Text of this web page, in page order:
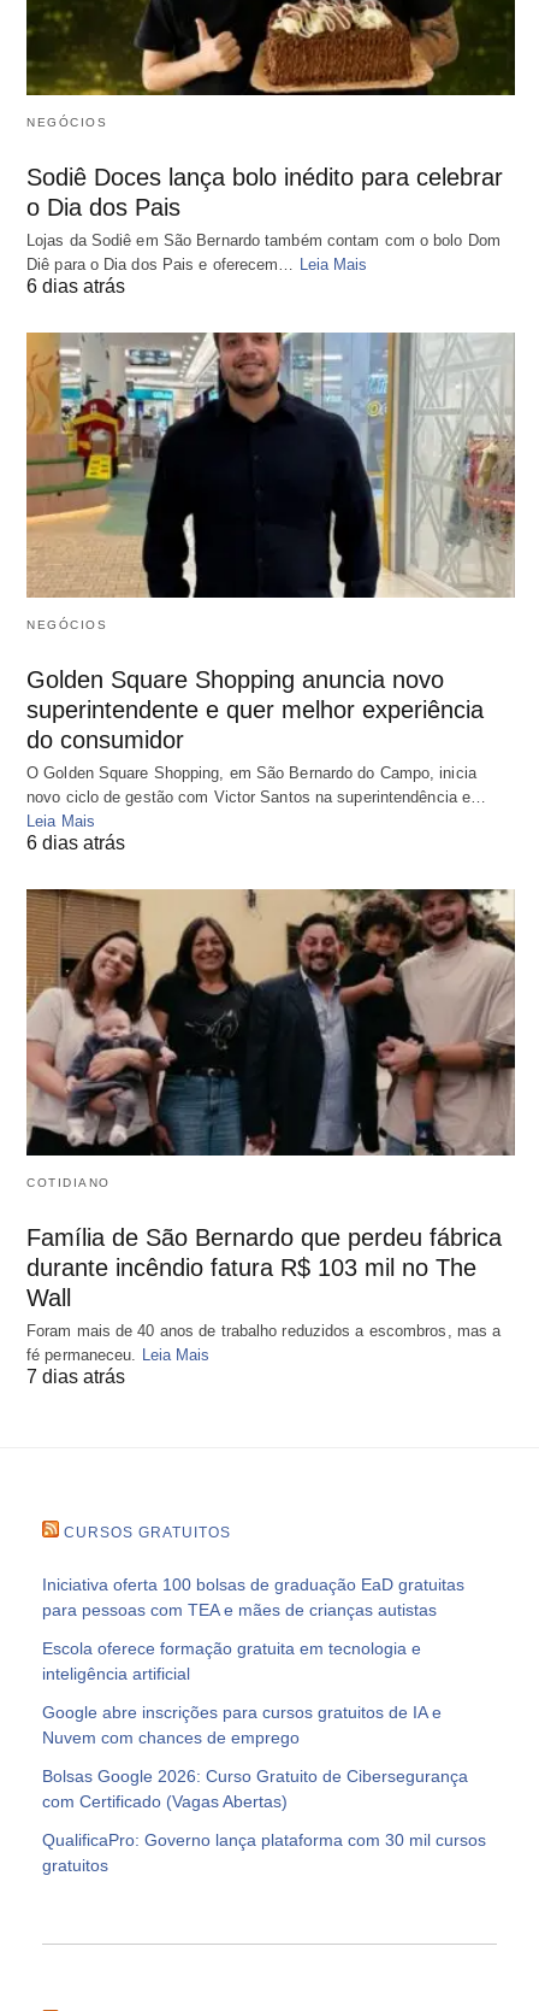
NEGÓCIOS
Sodiê Doces lança bolo inédito para celebrar
o Dia dos Pais
Lojas da Sodiê em São Bernardo também contam com o bolo Dom
Diê para o Dia dos Pais e oferecem… Leia Mais
6 dias atrás
NEGÓCIOS
Golden Square Shopping anuncia novo
superintendente e quer melhor experiência
do consumidor
O Golden Square Shopping, em São Bernardo do Campo, inicia
novo ciclo de gestão com Victor Santos na superintendência e…
Leia Mais
6 dias atrás
COTIDIANO
Família de São Bernardo que perdeu fábrica
durante incêndio fatura R$ 103 mil no The
Wall
Foram mais de 40 anos de trabalho reduzidos a escombros, mas a
fé permaneceu.
Leia Mais
7 dias atrás
CURSOS GRATUITOS
Iniciativa oferta 100 bolsas de graduação EaD gratuitas
para pessoas com TEA e mães de crianças autistas
Escola oferece formação gratuita em tecnologia e
inteligência artificial
Google abre inscrições para cursos gratuitos de IA e
Nuvem com chances de emprego
Bolsas Google 2026: Curso Gratuito de Cibersegurança
com Certificado (Vagas Abertas)
QualificaPro: Governo lança plataforma com 30 mil cursos
gratuitos